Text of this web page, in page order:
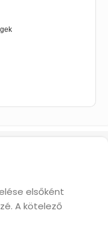
elsőként
A kötelező